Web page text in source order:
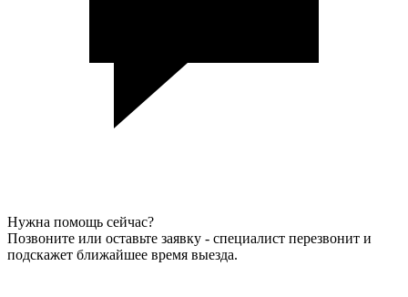
Нужна помощь сейчас?
Позвоните или оставьте заявку - специалист перезвонит и
подскажет ближайшее время выезда.